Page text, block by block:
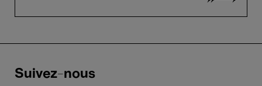
Suivez-nous